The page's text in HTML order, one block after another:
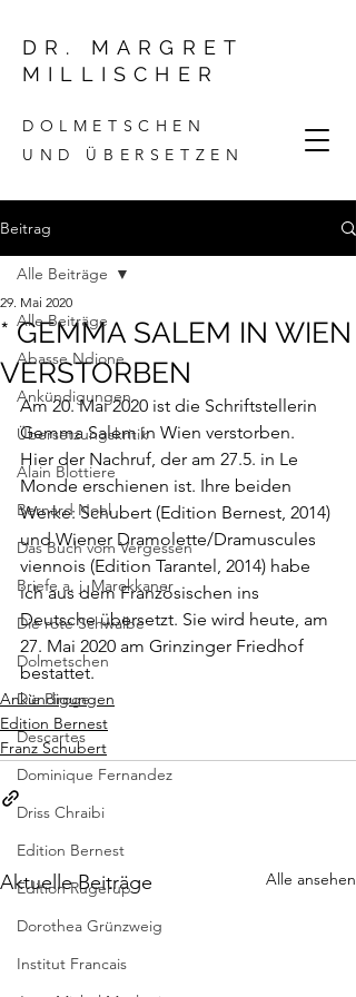
DR. MARGRET
MILLISCHER
DOLMETSCHEN
UND ÜBERSETZEN
Beitrag
Alle Beiträge
Abasse Ndione
Ankündigungen
Übersetzungskritik
Alain Blottiere
Bernard Noel
Das Buch vom Vergessen
Briefe a. j. Marokkaner
Die rote Schwalbe
Dolmetschen
Die Piroge
Descartes
Dominique Fernandez
Driss Chraibi
Edition Bernest
Edition Rugerup
Dorothea Grünzweig
Institut Francais
Alle Beiträge
* GEMMA SALEM IN WIEN
VERSTORBEN
29. Mai 2020
Am 20. Mai 2020 ist die Schriftstellerin
Gemma Salem in Wien verstorben.
Hier der Nachruf, der am 27.5. in Le
Monde erschienen ist. Ihre beiden
Werke: Schubert (Edition Bernest, 2014)
und Wiener Dramolette/Dramuscules
viennois (Edition Tarantel, 2014) habe
ich aus dem Französischen ins
Deutsche übersetzt. Sie wird heute, am
27. Mai 2020 am Grinzinger Friedhof
bestattet.
Ankündigungen
Edition Bernest
Franz Schubert
Aktuelle Beiträge Alle ansehen